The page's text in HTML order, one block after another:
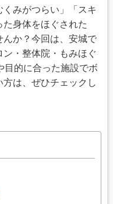
くみがつらい」「スキ
身体をほぐされた
んか？今回は、安城で
・整体院・もみほぐ
目的に合った施設でボ
は、ぜひチェックし